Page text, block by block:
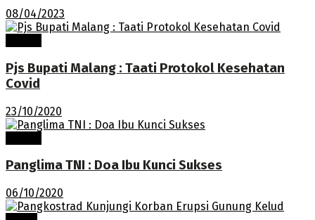
08/04/2023
Pjs Bupati Malang : Taati Protokol Kesehatan
Covid
23/10/2020
Panglima TNI : Doa Ibu Kunci Sukses
06/10/2020